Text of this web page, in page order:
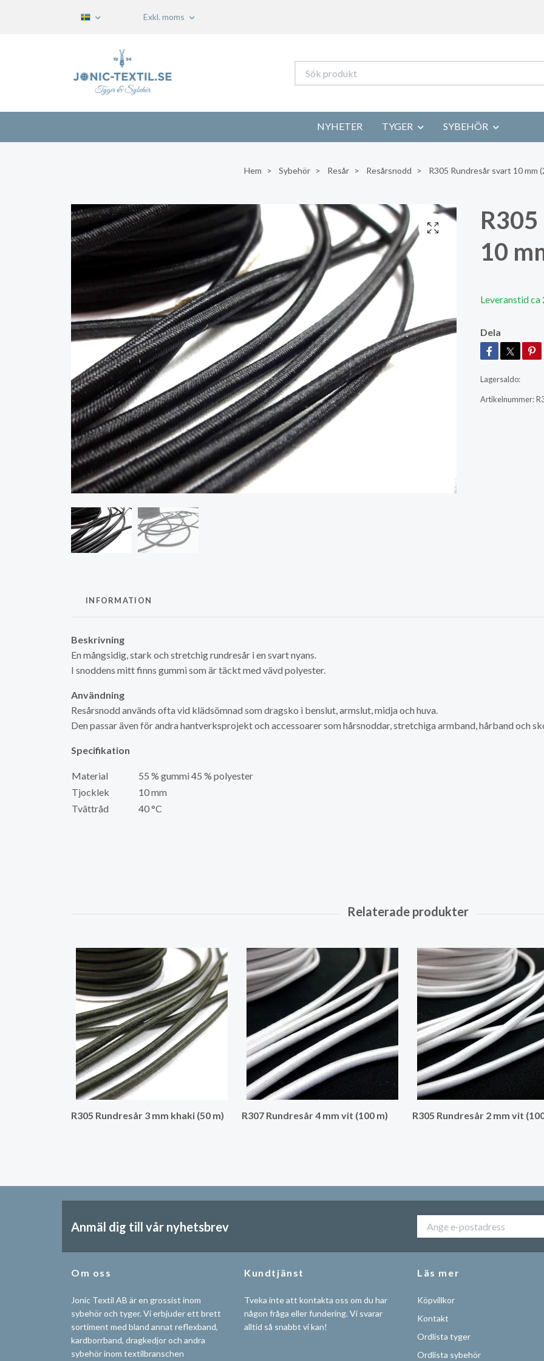
Exkl. moms
NYHETER TYGER SYBEHÖR
Hem Sybehör Resår Resårsnodd R305 Rundresår svart 10 mm
10
Leveranstid ca
Dela
Lagersaldo:
Artikelnummer:
INFORMATION
Beskrivning
En mångsidig, stark och stretchig rundresår i en svart nyans.
I snoddens mitt finns gummi som är täckt med vävd polyester.
Användning
Resårsnodd används ofta vid klädsömnad som dragsko i benslut, armslut, midja och huva.
Den passar även för andra hantverksprojekt och accessoarer som hårsnoddar, stretchiga armband, hårband och
Specifikation
Material
55 % gummi 45 % polyester
Tjocklek
10 mm
Tvättråd
40 °C
R305 Rundresår 3 mm khaki (50 m) R307 Rundresår 4 mm vit (100 m) R305 Rundresår 2 mm vit
Anmäl dig till vår nyhetsbrev
Om oss
Jonic Textil AB är en grossist inom
sybehör och tyger. Vi erbjuder ett brett
sortiment med bland annat reflexband,
kardborrband, dragkedjor och andra
sybehör inom textilbranschen
Kundtjänst
Tveka inte att kontakta oss om du har
någon fråga eller fundering. Vi svarar
alltid så snabbt vi kan!
Läs mer
Köpvillkor
Kontakt
Ordlista tyger
Ordlista sybehör